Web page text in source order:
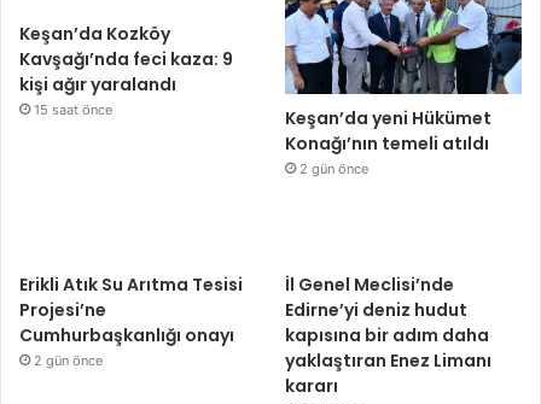
Keşan’da Kozköy
Kavşağı’nda feci kaza: 9
kişi ağır yaralandı
15 saat önce
Keşan’da yeni Hükümet
Konağı’nın temeli atıldı
2 gün önce
Erikli Atık Su Arıtma Tesisi
Projesi’ne
Cumhurbaşkanlığı onayı
2 gün önce
İl Genel Meclisi’nde
Edirne’yi deniz hudut
kapısına bir adım daha
yaklaştıran Enez Limanı
kararı